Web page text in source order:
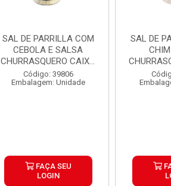
SAL DE PARRILLA COM
CEBOLA E SALSA
CHURRASQUERO CAIXA
6X450G
Código: 39806
Embalagem: Unidade
FAÇA SEU
LOGIN
SAL DE